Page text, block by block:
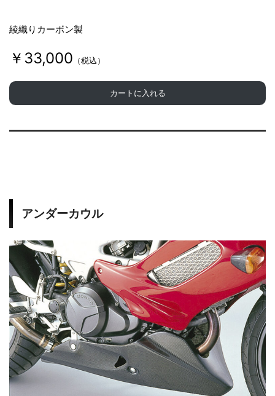
綾織りカーボン製
￥33,000 （税込）
カートに入れる
アンダーカウル